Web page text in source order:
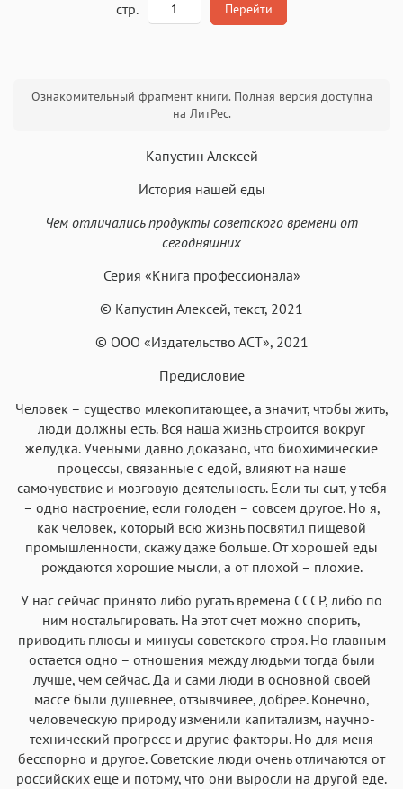
Аа
Roboto Garamond
Аа
Fira Sans Times
Аа Аа
Arial Аа
Georgia Times New Roman
Аа Аа
SF Mono
стр. Перейти
Ознакомительный фрагмент книги. Полная версия доступна
на ЛитРес.
Капустин Алексей
История нашей еды
Чем отличались продукты советского времени от
сегодняшних
Серия «Книга профессионала»
© Капустин Алексей, текст, 2021
© ООО «Издательство АСТ», 2021
Предисловие
Человек – существо млекопитающее, а значит, чтобы жить,
люди должны есть. Вся наша жизнь строится вокруг
желудка. Учеными давно доказано, что биохимические
процессы, связанные с едой, влияют на наше
самочувствие и мозговую деятельность. Если ты сыт, у тебя
– одно настроение, если голоден – совсем другое. Но я,
как человек, который всю жизнь посвятил пищевой
промышленности, скажу даже больше. От хорошей еды
рождаются хорошие мысли, а от плохой – плохие.
У нас сейчас принято либо ругать времена СССР, либо по
ним ностальгировать. На этот счет можно спорить,
приводить плюсы и минусы советского строя. Но главным
остается одно – отношения между людьми тогда были
лучше, чем сейчас. Да и сами люди в основной своей
массе были душевнее, отзывчивее, добрее. Конечно,
человеческую природу изменили капитализм, научно-
технический прогресс и другие факторы. Но для меня
бесспорно и другое. Советские люди очень отличаются от
российских еще и потому, что они выросли на другой еде.